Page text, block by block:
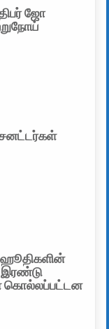
ஜோ
ஹூதிகளின்
இரண்டு
கொல்லப்பட்டன